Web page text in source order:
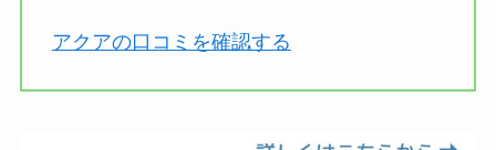
アクアの口コミを確認する